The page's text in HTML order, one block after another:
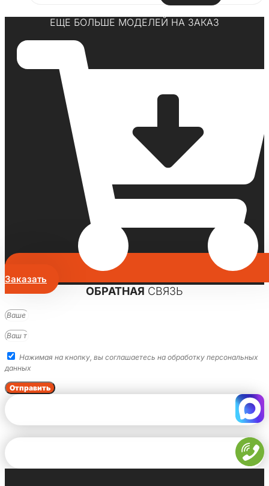
ЕЩЕ БОЛЬШЕ МОДЕЛЕЙ НА ЗАКАЗ
Заказать
ОБРАТНАЯ СВЯЗЬ
Нажимая на кнопку, вы соглашаетесь на обработку персональных
данных
Отправить